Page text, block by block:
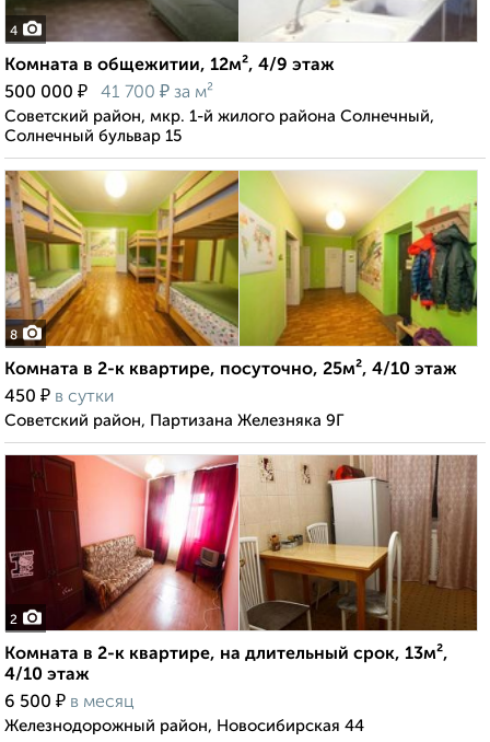
4
Комната в общежитии, 12м², 4/9 этаж
500 000 ₽ 41 700 ₽ за м²
Советский район, мкр. 1-й жилого района Солнечный,
Солнечный бульвар 15
8
Комната в 2-к квартире, посуточно, 25м², 4/10 этаж
450 ₽ в сутки
Советский район, Партизана Железняка 9Г
2
Комната в 2-к квартире, на длительный срок, 13м²,
4/10 этаж
6 500 ₽ в месяц
Железнодорожный район, Новосибирская 44